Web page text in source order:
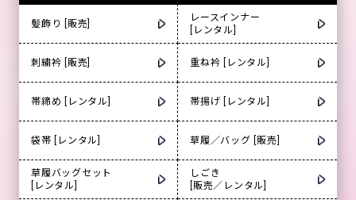
髪飾り [販売]
レースインナー
[レンタル]
刺繍衿 [販売] 重ね衿 [レンタル]
帯締め [レンタル] 帯揚げ [レンタル]
袋帯 [レンタル] 草履／バッグ [販売]
草履バッグセット
[レンタル]
しごき
[販売／レンタル]